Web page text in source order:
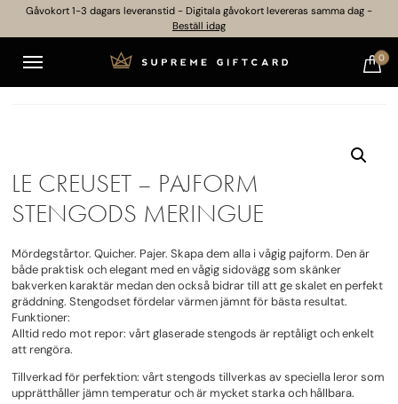
Gåvokort 1-3 dagars leveranstid - Digitala gåvokort levereras samma dag -
Beställ idag
0
LE CREUSET – PAJFORM
STENGODS MERINGUE
Mördegstårtor. Quicher. Pajer. Skapa dem alla i vågig pajform. Den är
både praktisk och elegant med en vågig sidovägg som skänker
bakverken karaktär medan den också bidrar till att ge skalet en perfekt
gräddning. Stengodset fördelar värmen jämnt för bästa resultat.
Funktioner:
Alltid redo mot repor: vårt glaserade stengods är reptåligt och enkelt
att rengöra.
Tillverkad för perfektion: vårt stengods tillverkas av speciella leror som
upprätthåller jämn temperatur och är mycket starka och hållbara.